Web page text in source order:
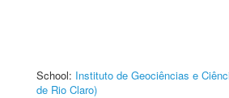
School: Instituto de Geociências e
de Rio Claro)